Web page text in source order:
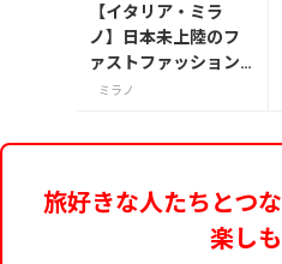
【イタリア・ミラ
ノ】日本未上陸のフ
ァストファッション
をご紹介
ミラノ
旅好きな人たちとつ
楽し